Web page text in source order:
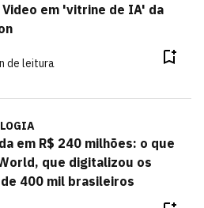
Video em 'vitrine de IA' da
de leitura
em R$ 240 milhões: o que
que digitalizou os
400 mil brasileiros